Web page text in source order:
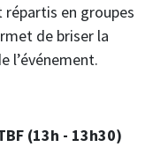
en groupes
de briser la
l’événement.
(13h - 13h30)